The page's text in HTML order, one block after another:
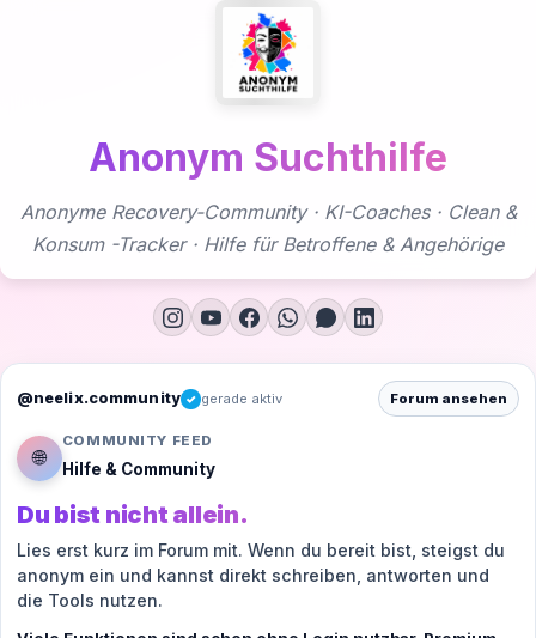
Anonym Suchthilfe
Anonyme Recovery-Community · KI-Coaches · Clean &
Konsum -Tracker · Hilfe für Betroffene & Angehörige
@neelix.community ✓ gerade aktiv Forum ansehen
🌐
COMMUNITY FEED
Hilfe & Community
Du bist nicht allein.
Lies erst kurz im Forum mit. Wenn du bereit bist, steigst du
anonym ein und kannst direkt schreiben, antworten und
die Tools nutzen.